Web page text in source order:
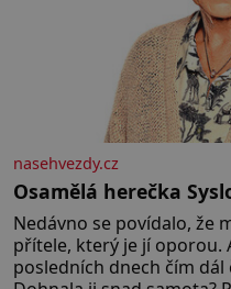
nasehvezdy.cz
Osamělá herečka
Nedávno se povídalo, že
přítele, který je jí oporou.
posledních dnech čím